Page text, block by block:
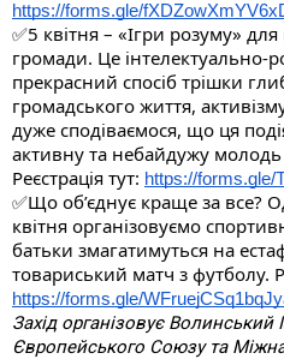
https://forms.gle/f
✅5 квітня – «Ігри розуму»
громади. Це інтелектуально-
прекрасний спосіб трішки
громадського життя,
дуже сподіваємося, що ця
активну та небайдужу молодь
Реєстрація тут: https://forms.gle/
✅Що об’єднує краще за все?
квітня організовуємо
батьки змагатимуться на
товариський матч з футболу.
https://forms.gle/
Захід організовує Волинський
Європейського Союзу та